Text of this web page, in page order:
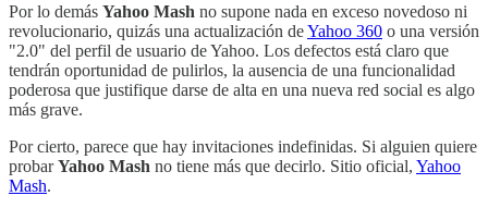
Por lo demás Yahoo Mash no supone nada en exceso novedoso ni
revolucionario, quizás una actualización deYahoo 360 o una versión
"2.0" del perfil de usuario de Yahoo. Los defectos está claro que
tendrán oportunidad de pulirlos, la ausencia de una funcionalidad
poderosa que justifique darse de alta en una nueva red social es algo
más grave.
Por cierto, parece que hay invitaciones indefinidas. Si alguien quiere
probarYahoo Mash no tiene más que decirlo. Sitio oficial, Yahoo
Mash.